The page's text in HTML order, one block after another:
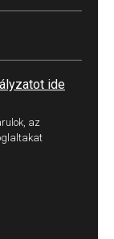
ide
az